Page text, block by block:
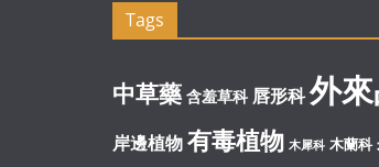
Tags
中草藥 含羞草科 唇形科外
岸邊植物有毒植物 木犀科 木蘭科